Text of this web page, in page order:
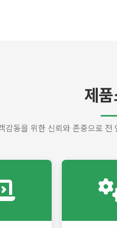
제
감동을 위한 신뢰와 존중으로